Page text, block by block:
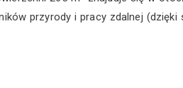
przyrody i pracy zdalnej (dzięki